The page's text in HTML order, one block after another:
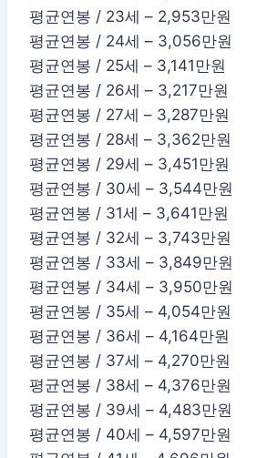
평균연봉 / 23세 – 2,953만원
평균연봉 / 24세 – 3,056만원
평균연봉 / 25세 – 3,141만원
평균연봉 / 26세 – 3,217만원
평균연봉 / 27세 – 3,287만원
평균연봉 / 28세 – 3,362만원
평균연봉 / 29세 – 3,451만원
평균연봉 / 30세 – 3,544만원
평균연봉 / 31세 – 3,641만원
평균연봉 / 32세 – 3,743만원
평균연봉 / 33세 – 3,849만원
평균연봉 / 34세 – 3,950만원
평균연봉 / 35세 – 4,054만원
평균연봉 / 36세 – 4,164만원
평균연봉 / 37세 – 4,270만원
평균연봉 / 38세 – 4,376만원
평균연봉 / 39세 – 4,483만원
평균연봉 / 40세 – 4,597만원